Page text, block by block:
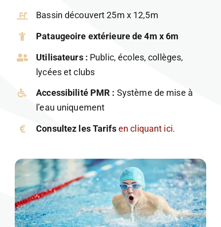
Bassin découvert 25m x 12,5m
Pataugeoire extérieure de 4m x 6m
Utilisateurs : Public, écoles, collèges,
lycées et clubs
Accessibilité PMR : Système de mise à
l’eau uniquement
Consultez les Tarifs en cliquant ici.